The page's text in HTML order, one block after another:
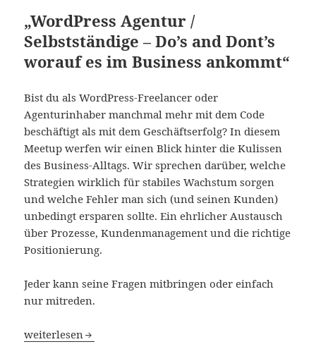
„WordPress Agentur /
Selbstständige – Do’s and Dont’s
worauf es im Business ankommt“
Bist du als WordPress-Freelancer oder
Agenturinhaber manchmal mehr mit dem Code
beschäftigt als mit dem Geschäftserfolg? In diesem
Meetup werfen wir einen Blick hinter die Kulissen
des Business-Alltags. Wir sprechen darüber, welche
Strategien wirklich für stabiles Wachstum sorgen
und welche Fehler man sich (und seinen Kunden)
unbedingt ersparen sollte. Ein ehrlicher Austausch
über Prozesse, Kundenmanagement und die richtige
Positionierung.
Jeder kann seine Fragen mitbringen oder einfach
nur mitreden.
„WordPress Agentur / Selbstständige – Do’s and Dont’s
weiterlesen